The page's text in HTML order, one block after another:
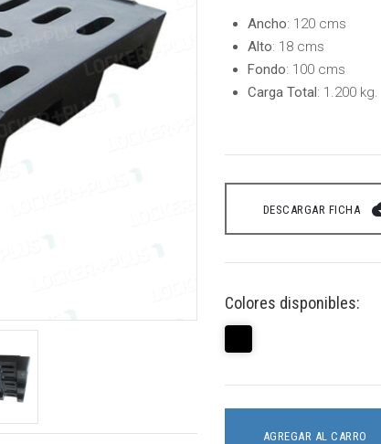
Ancho: 120 cms
Alto: 18 cms
Fondo: 100 cms
Carga Total: 1.200 kg.
DESCARGAR FICHA
Colores disponibles:
AGREGAR AL CARRO